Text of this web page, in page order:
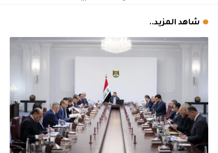
شاهد المزيد..